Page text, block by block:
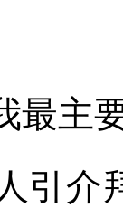
最主
引介